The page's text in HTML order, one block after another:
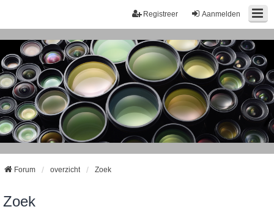
Aanmelden
Registreer
Forum overzicht Zoek
Zoek